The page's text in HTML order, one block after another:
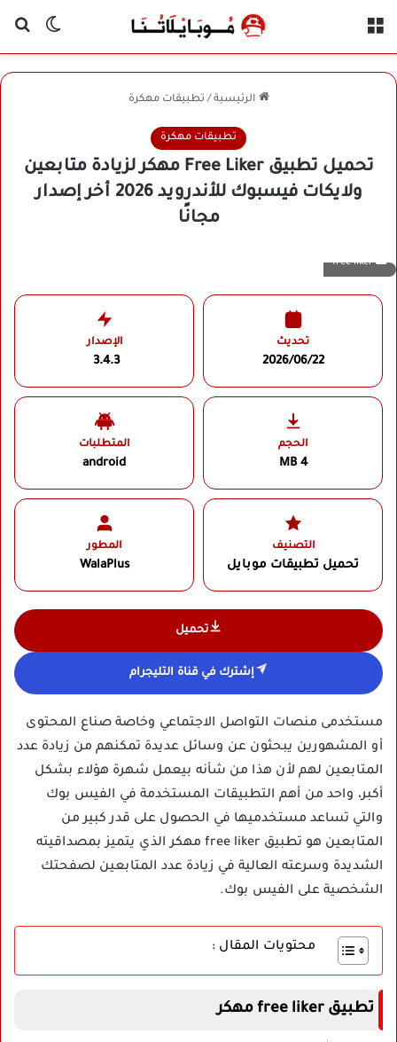
الوضع
الرئيسية / تطبيقات مهكرة
تطبيقات مهكرة
تحميل تطبيق Free Liker مهكر لزيادة متابعين
ولايكات فيسبوك للأندرويد 2026 أخر إصدار
مجانًا
free liker
تحديث
2026/06/22
الإصدار
3.4.3
الحجم
4 MB
المتطلبات
android
التصنيف
تحميل تطبيقات موبايل
المطور
WalaPlus‏
تحميل
إشترك في قناة التليجرام
مستخدمى منصات التواصل الاجتماعي وخاصة صناع المحتوى
أو المشهورين يبحثون عن وسائل عديدة تمكنهم من زيادة عدد
المتابعين لهم لأن هذا من شأنه بيعمل شهرة هؤلاء بشكل
أكبر، واحد من أهم التطبيقات المستخدمة في الفيس بوك
والتي تساعد مستخدميها في الحصول على قدر كبير من
المتابعين هو تطبيق free liker مهكر الذي يتميز بمصداقيته
الشديدة وسرعته العالية في زيادة عدد المتابعين لصفحتك
الشخصية على الفيس بوك.
محتويات المقال :
تطبيق free liker مهكر